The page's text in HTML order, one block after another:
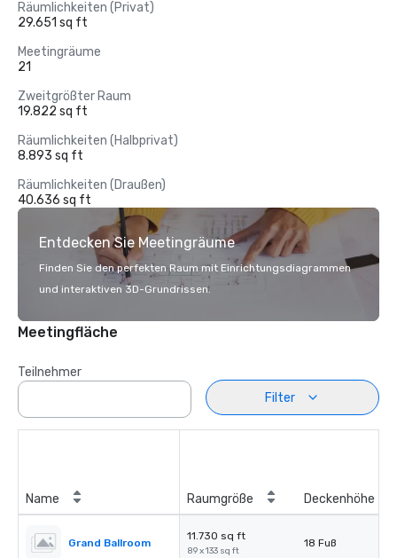
Räumlichkeiten (Privat)
29.651 sq ft
Meetingräume
21
Zweitgrößter Raum
19.822 sq ft
Räumlichkeiten (Halbprivat)
8.893 sq ft
Räumlichkeiten (Draußen)
40.636 sq ft
Entdecken Sie Meetingräume
Finden Sie den perfekten Raum mit Einrichtungsdiagrammen
und interaktiven 3D-Grundrissen.
Meetingfläche
Teilnehmer
Filter
Name Raumgröße Deckenhöhe
Grand Ballroom
11.730 sq ft
89 x 133 sq ft
18 Fuß